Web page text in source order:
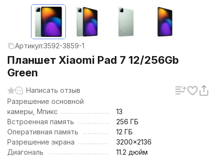
Артикул:3592-3859-1
Планшет Xiaomi Pad 7 12/256Gb
Green
Написать отзыв
Разрешение основной
камеры, Мпикс
13
Встроенная память
256 ГБ
Оперативная память
12 ГБ
Разрешение экрана
3200×2136
Диагональ
11.2 дюйм